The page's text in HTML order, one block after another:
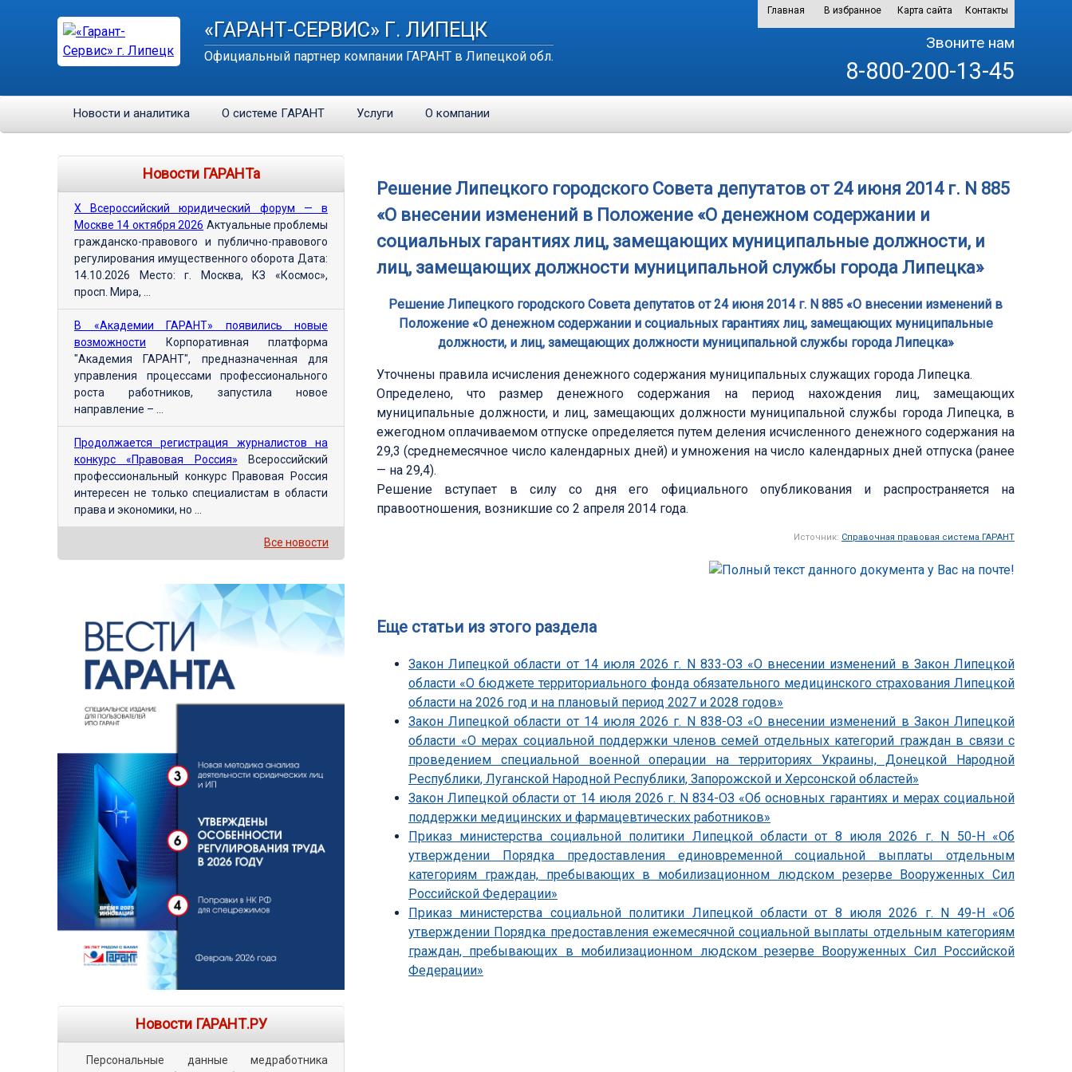
«ГАРАНТ-СЕРВИС» Г. ЛИПЕЦК
Официальный партнер компании ГАРАНТ в Липецкой обл.
Главная В избранное Карта сайта Контакты
Звоните нам
8-800-200-13-45
Новости и аналитика О системе ГАРАНТ Услуги О компании
Решение Липецкого городского Совета депутатов от 24 июня 2014 г. N 885
«О внесении изменений в Положение «О денежном содержании и
социальных гарантиях лиц, замещающих муниципальные должности, и
лиц, замещающих должности муниципальной службы города Липецка»
Решение Липецкого городского Совета депутатов от 24 июня 2014 г. N 885 «О внесении изменений в
Положение «О денежном содержании и социальных гарантиях лиц, замещающих муниципальные
должности, и лиц, замещающих должности муниципальной службы города Липецка»
Уточнены правила исчисления денежного содержания муниципальных служащих города Липецка.
Определено, что размер денежного содержания на период нахождения лиц, замещающих
муниципальные должности, и лиц, замещающих должности муниципальной службы города Липецка, в
ежегодном оплачиваемом отпуске определяется путем деления исчисленного денежного содержания на
29,3 (среднемесячное число календарных дней) и умножения на число календарных дней отпуска (ранее
— на 29,4).
Решение вступает в силу со дня его официального опубликования и распространяется на
правоотношения, возникшие со 2 апреля 2014 года.
Источник: Справочная правовая система ГАРАНТ
Еще статьи из этого раздела
Закон Липецкой области от 14 июля 2026 г. N 833-ОЗ «О внесении изменений в Закон Липецкой
области «О бюджете территориального фонда обязательного медицинского страхования Липецкой
области на 2026 год и на плановый период 2027 и 2028 годов»
Закон Липецкой области от 14 июля 2026 г. N 838-ОЗ «О внесении изменений в Закон Липецкой
области «О мерах социальной поддержки членов семей отдельных категорий граждан в связи с
проведением специальной военной операции на территориях Украины, Донецкой Народной
Республики, Луганской Народной Республики, Запорожской и Херсонской областей»
Закон Липецкой области от 14 июля 2026 г. N 834-ОЗ «Об основных гарантиях и мерах социальной
поддержки медицинских и фармацевтических работников»
Приказ министерства социальной политики Липецкой области от 8 июля 2026 г. N 50-Н «Об
утверждении Порядка предоставления единовременной социальной выплаты отдельным
категориям граждан, пребывающих в мобилизационном людском резерве Вооруженных Сил
Российской Федерации»
Приказ министерства социальной политики Липецкой области от 8 июля 2026 г. N 49-Н «Об
утверждении Порядка предоставления ежемесячной социальной выплаты отдельным категориям
граждан, пребывающих в мобилизационном людском резерве Вооруженных Сил Российской
Федерации»
Новости ГАРАНТа
Х Всероссийский юридический форум — в
Москве 14 октября 2026 Актуальные проблемы
гражданско-правового и публично-правового
регулирования имущественного оборота Дата:
14.10.2026 Место: г. Москва, КЗ «Космос»,
просп. Мира, ...
В «Академии ГАРАНТ» появились новые
возможности Корпоративная платформа
"Академия ГАРАНТ", предназначенная для
управления процессами профессионального
роста работников, запустила новое
направление – ...
Продолжается регистрация журналистов на
конкурс «Правовая Россия» Всероссийский
профессиональный конкурс Правовая Россия
интересен не только специалистам в области
права и экономики, но ...
Все новости
Новости ГАРАНТ.РУ
Персональные данные медработника